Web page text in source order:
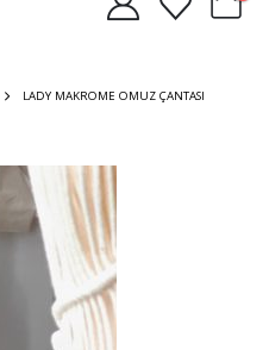
LADY MAKROME OMUZ ÇANTASI